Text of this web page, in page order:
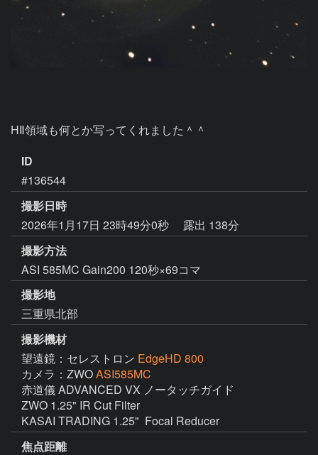
HⅡ領域も何とか写ってくれました＾＾
ID
#136544
撮影日時
2026年1月17日 23時49分0秒
露出 138分
撮影方法
ASI 585MC Gain200 120秒×69コマ
撮影地
三重県北部
撮影機材
望遠鏡：セレストロン EdgeHD 800
カメラ：ZWOASI585MC
赤道儀 ADVANCED VX ノータッチガイド
ZWO 1.25" IR Cut Filter
KASAI TRADING 1.25"  Focal Reducer
焦点距離